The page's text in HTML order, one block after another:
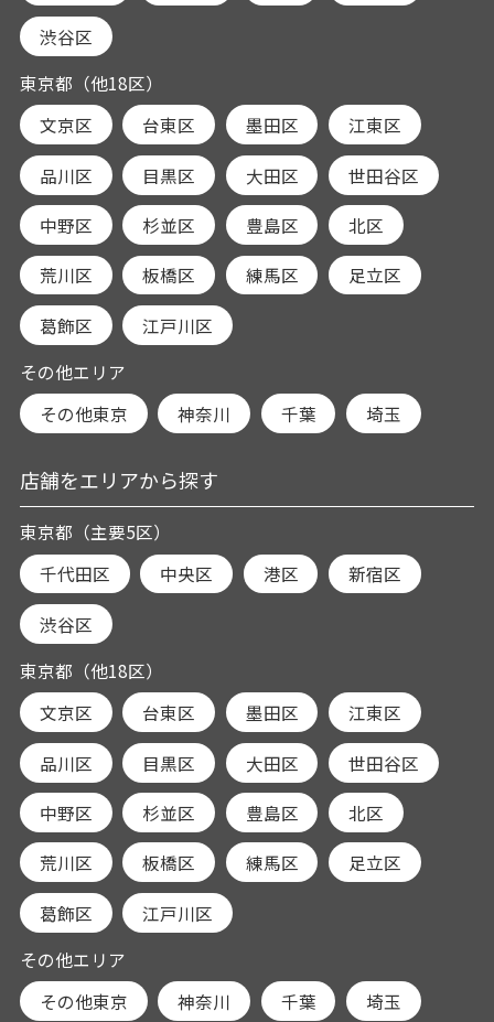
渋谷区
東京都（他18区）
文京区
台東区 墨田区 江東区
品川区 目黒区 大田区 世田谷区
中野区 杉並区 豊島区 北区
荒川区 板橋区 練馬区 足立区
葛飾区
江戸川区
その他エリア
その他東京
神奈川 千葉 埼玉
店舗をエリアから探す
東京都（主要5区）
千代田区
中央区 港区 新宿区
渋谷区
東京都（他18区）
文京区
台東区 墨田区 江東区
品川区 目黒区 大田区 世田谷区
中野区 杉並区 豊島区 北区
荒川区 板橋区 練馬区 足立区
葛飾区
江戸川区
その他エリア
その他東京
神奈川 千葉 埼玉